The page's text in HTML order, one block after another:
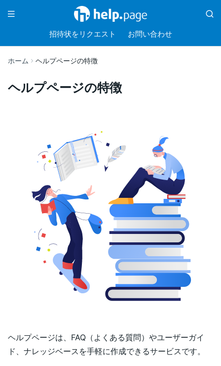
招待状をリクエスト お問い合わせ
ホーム ヘルプページの特徴
ヘルプページの特徴
ヘルプページは、FAQ（よくある質問）やユーザーガイ
ド、ナレッジベースを手軽に作成できるサービスです。